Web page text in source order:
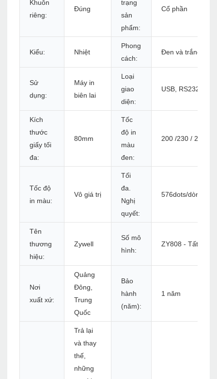
Khuôn
riêng:
Đúng
trạng
sản
phẩm:
Cổ phần
Kiểu: Nhiệt
Phong
cách:
Đen và trắng
Sử
dụng:
Máy in
biên lai
Loại
giao
diện:
USB, RS232,
Kích
thước
giấy tối
đa:
80mm
Tốc
độ in
màu
đen:
200 /230 /
Tốc độ
in màu:
Vô giá trị
Tối
đa.
Nghị
quyết:
576dots/dòng
Tên
thương
hiệu:
Zywell
Số mô
hình:
ZY808 - Tất cả
Nơi
xuất xứ:
Quảng
Đông,
Trung
Quốc
Bảo
hành
(năm):
1 năm
Trả lại
và thay
thế,
những